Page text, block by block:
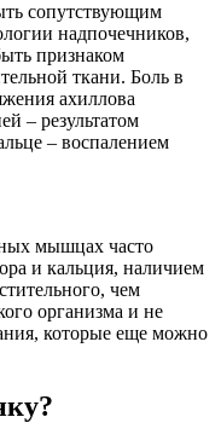
сопутствующим
надпочечников,
признаком
ткани. Боль в
ахиллова
– результатом
– воспалением
мышцах часто
и кальция, наличием
чем
организма и не
которые еще можно